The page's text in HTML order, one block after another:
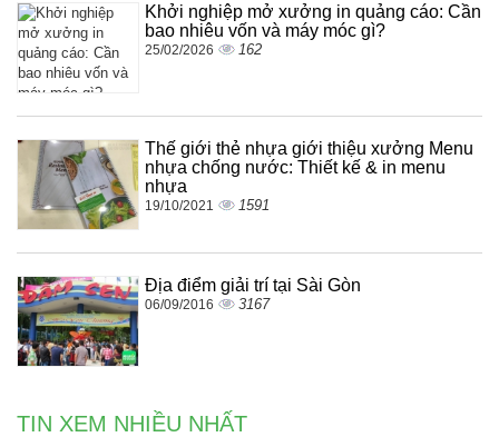
Khởi nghiệp mở xưởng in quảng cáo: Cần
bao nhiêu vốn và máy móc gì?
25/02/2026 162
Thế giới thẻ nhựa giới thiệu xưởng Menu
nhựa chống nước: Thiết kế & in menu
nhựa
19/10/2021 1591
Địa điểm giải trí tại Sài Gòn
06/09/2016 3167
TIN XEM NHIỀU NHẤT